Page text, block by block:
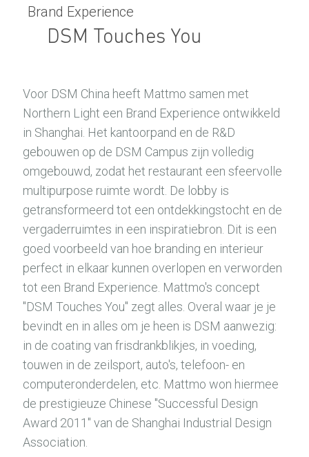
Brand Experience
DSM Touches You
Voor DSM China heeft Mattmo samen met
Northern Light een Brand Experience ontwikkeld
in Shanghai. Het kantoorpand en de R&D
gebouwen op de DSM Campus zijn volledig
omgebouwd, zodat het restaurant een sfeervolle
multipurpose ruimte wordt. De lobby is
getransformeerd tot een ontdekkingstocht en de
vergaderruimtes in een inspiratiebron. Dit is een
goed voorbeeld van hoe branding en interieur
perfect in elkaar kunnen overlopen en verworden
tot een Brand Experience. Mattmo's concept
"DSM Touches You" zegt alles. Overal waar je je
bevindt en in alles om je heen is DSM aanwezig:
in de coating van frisdrankblikjes, in voeding,
touwen in de zeilsport, auto's, telefoon- en
computeronderdelen, etc. Mattmo won hiermee
de prestigieuze Chinese "Successful Design
Award 2011" van de Shanghai Industrial Design
Association.